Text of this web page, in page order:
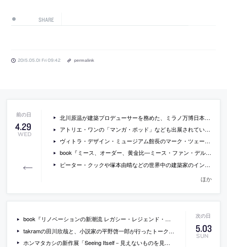
SHARE
2015.05.01 Fri 09:42 permalink
4.29
WED
北川原温が建築プロデューサーを務めた、ミラノ万博日本館の写真
アトリエ・ワンの「マンガ・ポッド」なども出展されている、メゾンエルメスでの展覧会「線を聴く」の会場写真
ヴィトラ・デザイン・ミュージアム館長のマーク・ツェーントナーの講演会「デザイン・ミュージアムのこれまでとこれから」が神戸で開催[2015/5/9]
book『ミース、オーダー、黄金比―ミース・ファン・デル・ローエの建築理念を辿る』
ピーター・クックや塚本由晴などの世界中の建築家のインタビュー動画を公開しているサイト「What is architecture?」
ほか
5.03
SUN
book『リノベーションの新潮流 レガシー・レジェンド・ストーリー』
takramの田川欣哉と、小説家の平野啓一郎が行ったトークセッションの内容
ホンマタカシの新作展「Seeing Itself－見えないものを見る」が福岡の太宰府天満宮で開催中[-2015/8/30]